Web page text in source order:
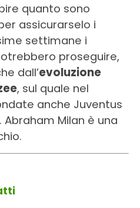
quanto sono
assicurarselo i
settimane i
proseguire,
dall’evoluzione
, sul quale nel
anche Juventus
Milan è una